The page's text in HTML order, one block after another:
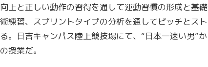
上と正しい動作の習得を通して運動習慣の形成と基礎
練習、スプリントタイプの分析を通してピッチとスト
。日吉キャンパス陸上競技場にて、“日本一速い男”か
授業だ。